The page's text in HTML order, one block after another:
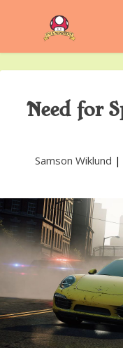
Need for
Samson Wiklund |